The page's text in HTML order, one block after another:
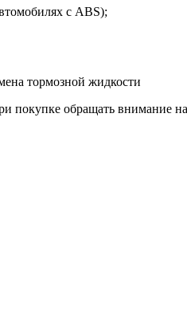
с ABS);
обращать внимание